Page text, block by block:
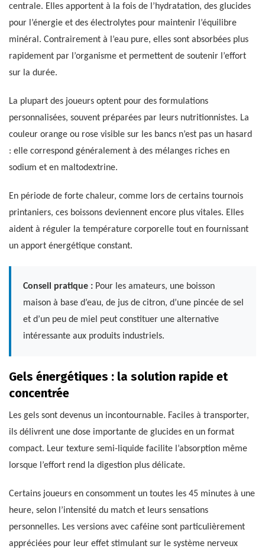
centrale. Elles apportent à la fois de l’hydratation, des glucides
pour l’énergie et des électrolytes pour maintenir l’équilibre
minéral. Contrairement à l’eau pure, elles sont absorbées plus
rapidement par l’organisme et permettent de soutenir l’effort
sur la durée.
La plupart des joueurs optent pour des formulations
personnalisées, souvent préparées par leurs nutritionnistes. La
couleur orange ou rose visible sur les bancs n’est pas un hasard
: elle correspond généralement à des mélanges riches en
sodium et en maltodextrine.
En période de forte chaleur, comme lors de certains tournois
printaniers, ces boissons deviennent encore plus vitales. Elles
aident à réguler la température corporelle tout en fournissant
un apport énergétique constant.
Conseil pratique : Pour les amateurs, une boisson
maison à base d’eau, de jus de citron, d’une pincée de sel
et d’un peu de miel peut constituer une alternative
intéressante aux produits industriels.
Gels énergétiques : la solution rapide et
concentrée
Les gels sont devenus un incontournable. Faciles à transporter,
ils délivrent une dose importante de glucides en un format
compact. Leur texture semi-liquide facilite l’absorption même
lorsque l’effort rend la digestion plus délicate.
Certains joueurs en consomment un toutes les 45 minutes à une
heure, selon l’intensité du match et leurs sensations
personnelles. Les versions avec caféine sont particulièrement
appréciées pour leur effet stimulant sur le système nerveux